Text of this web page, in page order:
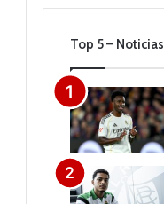
Top 5 – Noticias